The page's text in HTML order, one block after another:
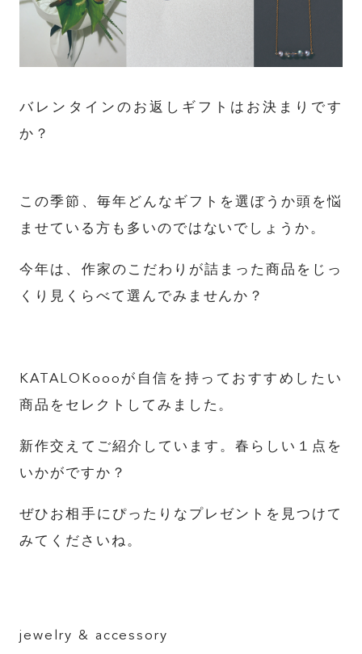
バレンタインのお返しギフトはお決まりです
か？
この季節、毎年どんなギフトを選ぼうか頭を悩
ませている方も多いのではないでしょうか。
今年は、作家のこだわりが詰まった商品をじっ
くり見くらべて選んでみませんか？
KATALOKoooが自信を持っておすすめしたい
商品をセレクトしてみました。
新作交えてご紹介しています。春らしい１点を
いかがですか？
ぜひお相手にぴったりなプレゼントを見つけて
みてくださいね。
jewelry & accessory